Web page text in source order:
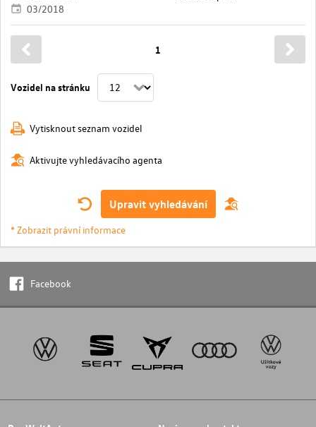
03/2018
Vozidel na stránku
1
Vytisknout seznam vozidel
Aktivujte vyhledávacího agenta
Upravit vyhledávání
* Zobrazit právní informace
Facebook